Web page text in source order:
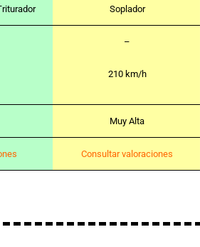
Soplador
–
210 km/h
Muy Alta
Consultar valoraciones